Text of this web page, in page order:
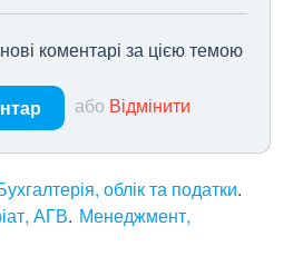
коментарі за цією темою
або Відмінити
облік та податки
АГВ Менеджмент,